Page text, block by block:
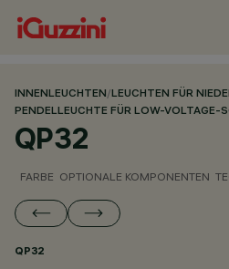
INNENLEUCHTEN/LEUCHTEN FÜR
PENDELLEUCHTE FÜR LOW-VOLTAGE-
QP32
FARBE OPTIONALE KOMPONENTEN
QP32